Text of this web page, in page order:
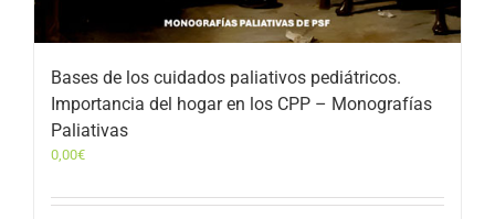
Bases de los cuidados paliativos pediátricos.
Importancia del hogar en los CPP – Monografías
Paliativas
0,00€